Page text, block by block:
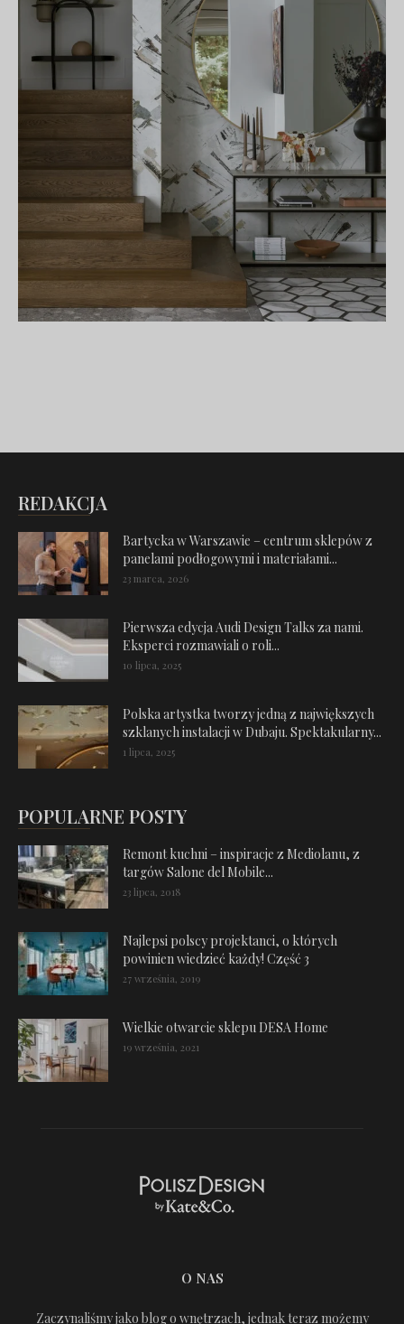
REDAKCJA
Bartycka w Warszawie – centrum sklepów z
panelami podłogowymi i materiałami...
23 marca, 2026
Pierwsza edycja Audi Design Talks za nami.
Eksperci rozmawiali o roli...
10 lipca, 2025
Polska artystka tworzy jedną z największych
szklanych instalacji w Dubaju. Spektakularny...
1 lipca, 2025
POPULARNE POSTY
Remont kuchni – inspiracje z Mediolanu, z
targów Salone del Mobile...
23 lipca, 2018
Najlepsi polscy projektanci, o których
powinien wiedzieć każdy! Część 3
27 września, 2019
Wielkie otwarcie sklepu DESA Home
19 września, 2021
O NAS
Zaczynaliśmy jako blog o wnętrzach, jednak teraz możemy